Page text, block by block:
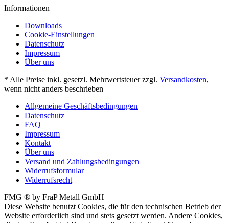
Informationen
Downloads
Cookie-Einstellungen
Datenschutz
Impressum
Über uns
* Alle Preise inkl. gesetzl. Mehrwertsteuer zzgl. Versandkosten,
wenn nicht anders beschrieben
Allgemeine Geschäftsbedingungen
Datenschutz
FAQ
Impressum
Kontakt
Über uns
Versand und Zahlungsbedingungen
Widerrufsformular
Widerrufsrecht
FMG ® by FraP Metall GmbH
Diese Website benutzt Cookies, die für den technischen Betrieb der
Website erforderlich sind und stets gesetzt werden. Andere Cookies,